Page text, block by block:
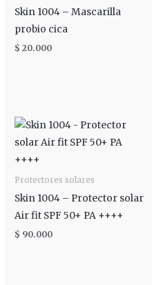
Skin 1004 – Mascarilla
probio cica
$ 20.000
Protectores solares
Skin 1004 – Protector solar
Air fit SPF 50+ PA ++++
$ 90.000